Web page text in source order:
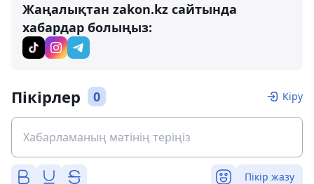
Жаңалықтан zakon.kz сайтында
хабардар болыңыз:
Пікірлер 0 Кіру
Пікір жазу